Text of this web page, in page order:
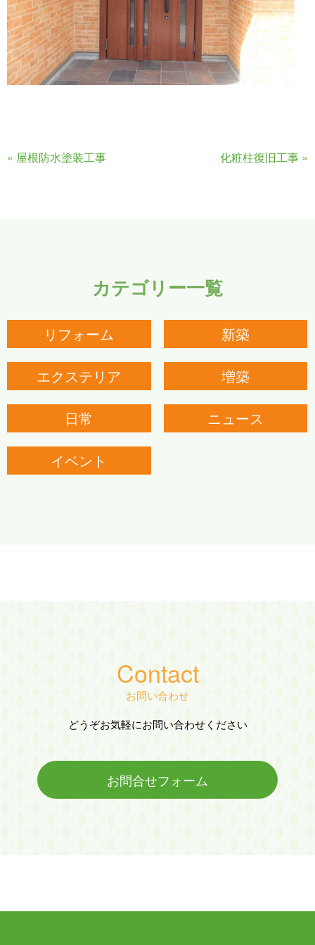
« 屋根防水塗装工事 化粧柱復旧工事 »
カテゴリー一覧
リフォーム 新築
エクステリア 増築
日常 ニュース
イベント
Contact
お問い合わせ
どうぞお気軽にお問い合わせください
お問合せフォーム